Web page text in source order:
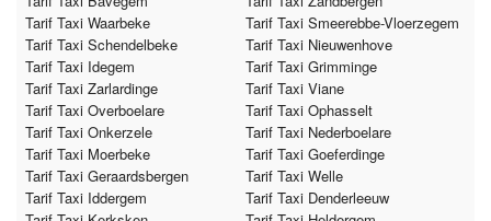
Tarif Taxi Waarbeke
Tarif Taxi Smeerebbe-Vloerzegem
Tarif Taxi Schendelbeke
Tarif Taxi Nieuwenhove
Tarif Taxi Idegem
Tarif Taxi Grimminge
Tarif Taxi Zarlardinge
Tarif Taxi Viane
Tarif Taxi Overboelare
Tarif Taxi Ophasselt
Tarif Taxi Onkerzele
Tarif Taxi Nederboelare
Tarif Taxi Moerbeke
Tarif Taxi Goeferdinge
Tarif Taxi Geraardsbergen
Tarif Taxi Welle
Tarif Taxi Iddergem
Tarif Taxi Denderleeuw